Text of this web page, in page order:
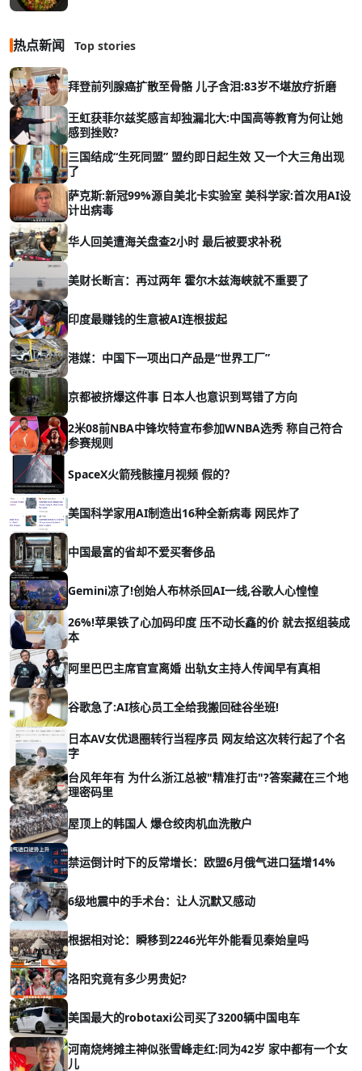
热点新闻 Top stories
拜登前列腺癌扩散至骨骼 儿子含泪:83岁不堪放疗折磨
王虹获菲尔兹奖感言却独漏北大:中国高等教育为何让她
感到挫败?
三国结成“生死同盟” 盟约即日起生效 又一个大三角出现
了
萨克斯:新冠99%源自美北卡实验室 美科学家:首次用AI设
计出病毒
华人回美遭海关盘查2小时 最后被要求补税
美财长断言：再过两年 霍尔木兹海峡就不重要了
印度最赚钱的生意被AI连根拔起
港媒：中国下一项出口产品是“世界工厂”
京都被挤爆这件事 日本人也意识到骂错了方向
2米08前NBA中锋坎特宣布参加WNBA选秀 称自己符合
参赛规则
SpaceX火箭残骸撞月视频 假的？
美国科学家用AI制造出16种全新病毒 网民炸了
中国最富的省却不爱买奢侈品
Gemini凉了!创始人布林杀回AI一线,谷歌人心惶惶
26%!苹果铁了心加码印度 压不动长鑫的价 就去抠组装成
本
阿里巴巴主席官宣离婚 出轨女主持人传闻早有真相
谷歌急了:AI核心员工全给我搬回硅谷坐班!
日本AV女优退圈转行当程序员 网友给这次转行起了个名
字
台风年年有 为什么浙江总被"精准打击"?答案藏在三个地
理密码里
屋顶上的韩国人 爆仓绞肉机血洗散户
禁运倒计时下的反常增长：欧盟6月俄气进口猛增14%
6级地震中的手术台：让人沉默又感动
根据相对论：瞬移到2246光年外能看见秦始皇吗
洛阳究竟有多少男贵妃?
美国最大的robotaxi公司买了3200辆中国电车
河南烧烤摊主神似张雪峰走红:同为42岁 家中都有一个女
儿